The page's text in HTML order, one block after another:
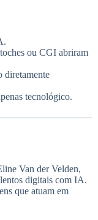
ou CGI abriram
diretamente
tecnológico.
Van der Velden,
digitais com IA.
que atuam em